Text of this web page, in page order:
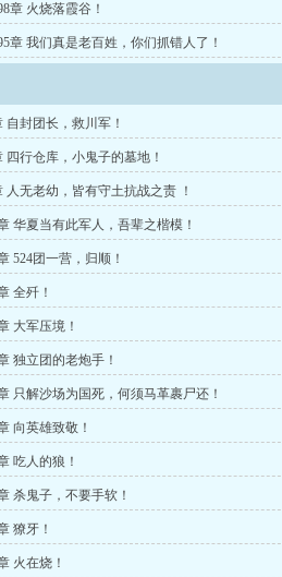
章 火烧落霞谷！
章 我们真是老百姓，你们抓错人了！
自封团长，救川军！
四行仓库，小鬼子的墓地！
人无老幼，皆有守土抗战之责 ！
华夏当有此军人，吾辈之楷模！
524团一营，归顺！
全歼！
大军压境！
独立团的老炮手！
只解沙场为国死，何须马革裹尸还！
向英雄致敬！
吃人的狼！
杀鬼子，不要手软！
獠牙！
火在烧！